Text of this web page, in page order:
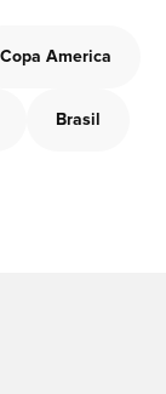
Copa America
Brasil